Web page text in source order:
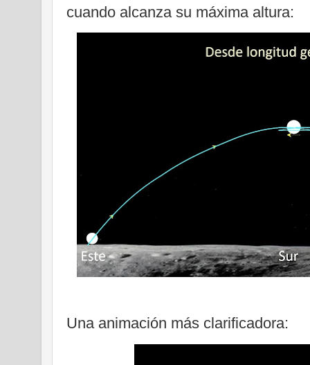
cuando alcanza su máxima altura:
Una animación más clarificadora: